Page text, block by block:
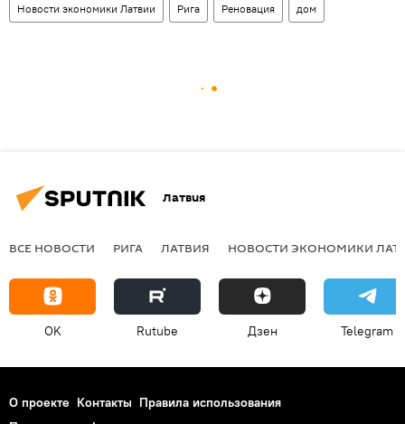
Новости экономики Латвии Рига Реновация дом
Латвия
ВСЕ НОВОСТИ РИГА ЛАТВИЯ НОВОСТИ ЭКОНОМИКИ
OK Rutube Дзен Telegram
О проекте Контакты Правила использования